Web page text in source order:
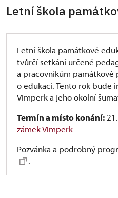
o památky v celé její
24 témat s celkem80
soustředění každý
prázdnin). Podmínkou
účast na minimálně
částvýuky bude
dílnami– zednickou,
Letní škola
Letní škola památkové
tvůrčí setkání určené
a pracovníkům památkové
o edukaci. Tento rok bude
Vimperk a jeho okolní
Termín a místo konání:
zámek Vimperk
Pozvánka a podrobný
.